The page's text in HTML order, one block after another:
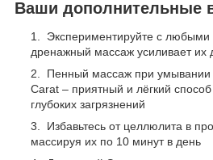
Ваши дополнительные
Экспериментируйте с
дренажный массаж усиливает их
Пенный массаж при
Carat – приятный и лёгкий способ
глубоких загрязнений
Избавьтесь от целлюлита в
массируя их по 10 минут в день